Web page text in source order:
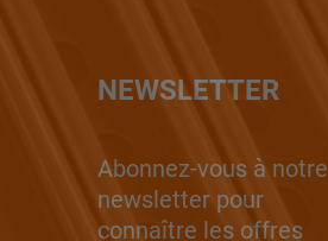
NEWSLETTER
Abonnez-vous à notre
newsletter pour
connaître les offres